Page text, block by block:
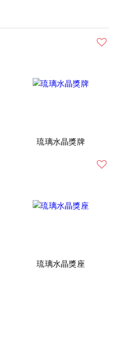
琉璃水晶獎牌
琉璃水晶獎座